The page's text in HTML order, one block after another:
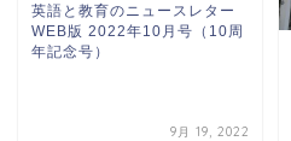
英語と教育のニュースレター
WEB版 2022年10月号（10周
年記念号）
9月 19, 2022